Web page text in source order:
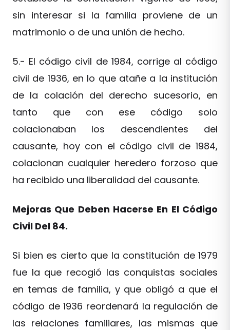
sin interesar si la familia proviene de un
matrimonio o de una unión de hecho.
5.- El código civil de 1984, corrige al código
civil de 1936, en lo que atañe a la institución
de la colación del derecho sucesorio, en
tanto que con ese código solo
colacionaban los descendientes del
causante, hoy con el código civil de 1984,
colacionan cualquier heredero forzoso que
ha recibido una liberalidad del causante.
Mejoras Que Deben Hacerse En El Código
Civil Del 84.
Si bien es cierto que la constitución de 1979
fue la que recogió las conquistas sociales
en temas de familia, y que obligó a que el
código de 1936 reordenará la regulación de
las relaciones familiares, las mismas que